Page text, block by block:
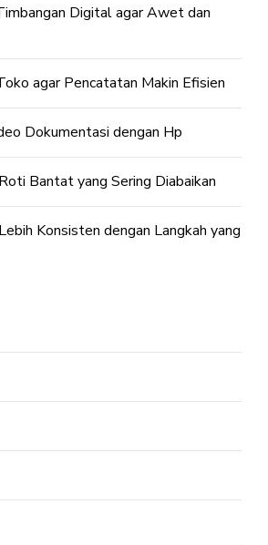
Digital agar Awet dan
agar Pencatatan Makin Efisien
Dokumentasi dengan Hp
Bantat yang Sering Diabaikan
Konsisten dengan Langkah yang